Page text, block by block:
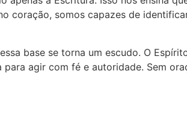
coração, somos capazes de
base se torna um escudo. O
agir com fé e autoridade. Sem